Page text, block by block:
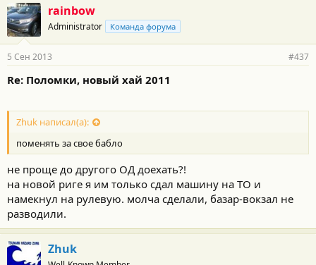
rainbow
Administrator Команда форума
5 Сен 2013 #437
Re: Поломки, новый хай 2011
Zhuk написал(а):
поменять за свое бабло
не проще до другого ОД доехать?!
на новой риге я им только сдал машину на ТО и
намекнул на рулевую. молча сделали, базар-вокзал не
разводили.
Zhuk